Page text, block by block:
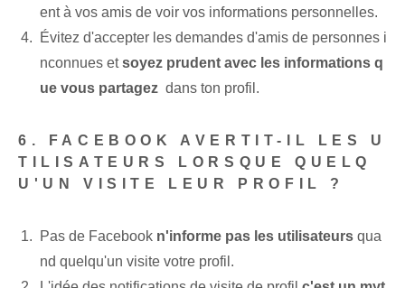
ent à vos amis de voir vos informations personnelles.
Évitez d'accepter les demandes d'amis de personnes i
nconnues etsoyez prudent avec les informations q
ue vous partagez ⁣ dans ton profil.
6. FACEBOOK AVERTIT-IL LES U
TILISATEURS LORSQUE QUELQ
U'UN VISITE LEUR PROFIL ?
Pas de Facebook n'informe pas les utilisateurs qua
nd quelqu'un visite votre⁤ profil.